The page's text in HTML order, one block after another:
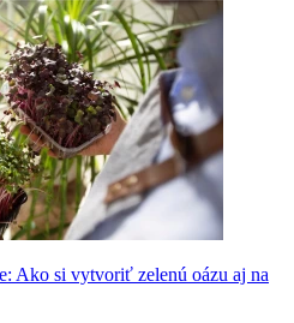
Ako si vytvoriť zelenú oázu aj na